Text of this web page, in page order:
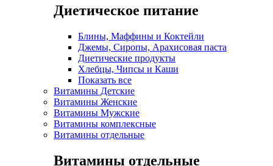
Диетическое питание
Блины, Маффины и Коктейли
Джемы, Сиропы, Арахисовая паста
Диетические продукты
Хлебцы, Чипсы и Каши
Показать все
Витамины Детские
Витамины Женские
Витамины Мужские
Витамины комплексные
Витамины отдельные
Витамины отдельные